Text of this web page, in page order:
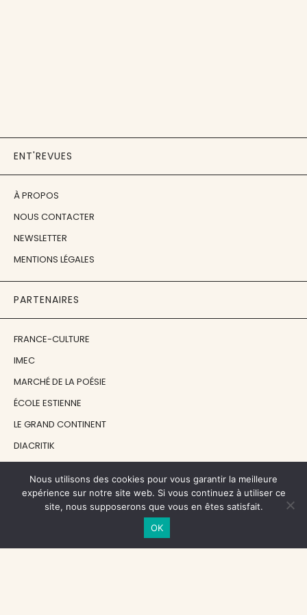
ENT'REVUES
À PROPOS
NOUS CONTACTER
NEWSLETTER
MENTIONS LÉGALES
PARTENAIRES
FRANCE-CULTURE
IMEC
MARCHÉ DE LA POÉSIE
ÉCOLE ESTIENNE
LE GRAND CONTINENT
DIACRITIK
NOS SOUTIENS
CENTRE NATIONAL DU LIVRE
Nous utilisons des cookies pour vous garantir la meilleure
expérience sur notre site web. Si vous continuez à utiliser ce
site, nous supposerons que vous en êtes satisfait.
OK